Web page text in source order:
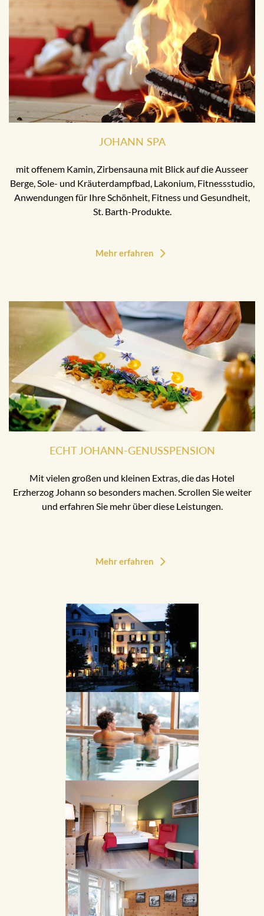
JOHANN SPA
mit offenem Kamin, Zirbensauna mit Blick auf die Ausseer
Berge, Sole- und Kräuterdampfbad, Lakonium, Fitnessstudio,
Anwendungen für Ihre Schönheit, Fitness und Gesundheit,
St. Barth-Produkte.
Mehr erfahren
ECHT JOHANN-GENUSSPENSION
Mit vielen großen und kleinen Extras, die das Hotel
Erzherzog Johann so besonders machen. Scrollen Sie weiter
und erfahren Sie mehr über diese Leistungen.
Mehr erfahren